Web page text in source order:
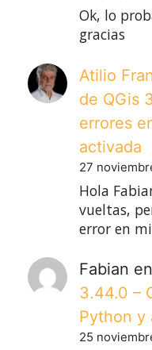
Ok, lo
gracias
Atilio
de QGis
errores
activada
27
Hola
vueltas,
error en
Fabian en
3.44.0 –
Python y
25